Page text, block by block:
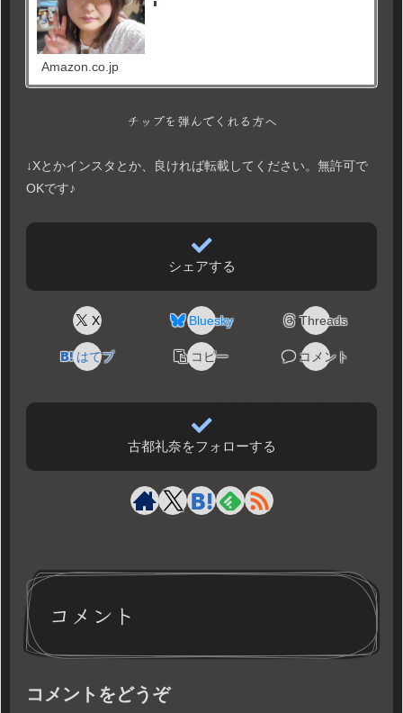
Amazon.co.jp
チップを弾んでくれる方へ
↓Xとかインスタとか、良ければ転載してください。無許可で
OKです♪
シェアする
X Bluesky Threads
はてブ コピー コメント
古都礼奈をフォローする
コメント
コメントをどうぞ